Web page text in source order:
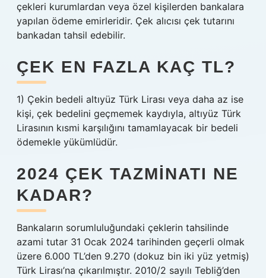
çekleri kurumlardan veya özel kişilerden bankalara
yapılan ödeme emirleridir. Çek alıcısı çek tutarını
bankadan tahsil edebilir.
ÇEK EN FAZLA KAÇ TL?
1) Çekin bedeli altıyüz Türk Lirası veya daha az ise
kişi, çek bedelini geçmemek kaydıyla, altıyüz Türk
Lirasının kısmi karşılığını tamamlayacak bir bedeli
ödemekle yükümlüdür.
2024 ÇEK TAZMINATI NE
KADAR?
Bankaların sorumluluğundaki çeklerin tahsilinde
azami tutar 31 Ocak 2024 tarihinden geçerli olmak
üzere 6.000 TL’den 9.270 (dokuz bin iki yüz yetmiş)
Türk Lirası’na çıkarılmıştır. 2010/2 sayılı Tebliğ’den